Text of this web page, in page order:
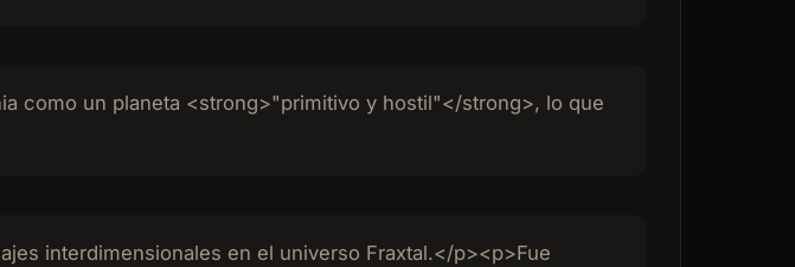
como un planeta <strong>"primitivo y hostil"</strong>, lo que
interdimensionales en el universo Fraxtal.</p><p>Fue